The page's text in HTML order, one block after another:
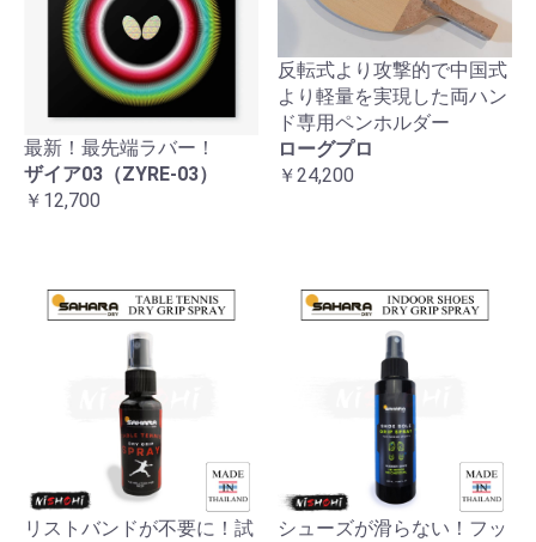
最新！最先端ラバー！
ザイア03（ZYRE-03）
￥12,700
反転式より攻撃的で中国式
より軽量を実現した両ハン
ド専用ペンホルダー
ローグプロ
￥24,200
リストバンドが不要に！試
シューズが滑らない！フッ